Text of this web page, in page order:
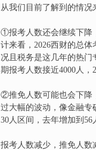
从我们目前了解到的情况
①报考人数还会继续下降
计来看，2026西财的总
况且税务是这几年的热门
期报考人数接近4000人，
②推免人数可能也会下降
过大幅的波动，像金融专
30人区间，去年增加到56
报考人数减少，推免人数